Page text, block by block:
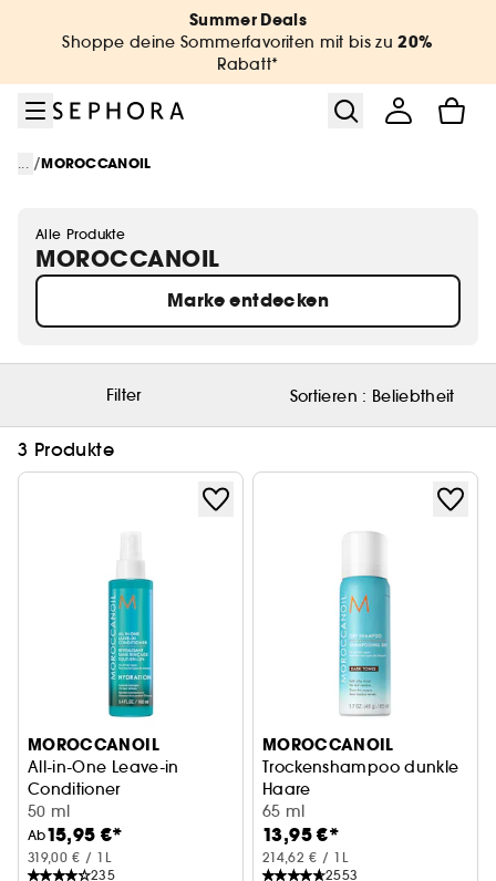
Summer Deals
Shoppe deine Sommerfavoriten mit bis zu20%
Rabatt*
... /MOROCCANOIL
Alle Produkte
MOROCCANOIL
Marke entdecken
Filter Sortieren : Beliebtheit
3 Produkte
MOROCCANOIL
All-in-One Leave-in
Conditioner
Entwirrende und feuchtigkeitsspendende Pflege.
50 ml
Ab15,95 €*
319,00 € / 1L
235
MOROCCANOIL
Trockenshampoo dunkle
Haare
Reisegröße
65 ml
13,95 €*
214,62 € / 1L
2553